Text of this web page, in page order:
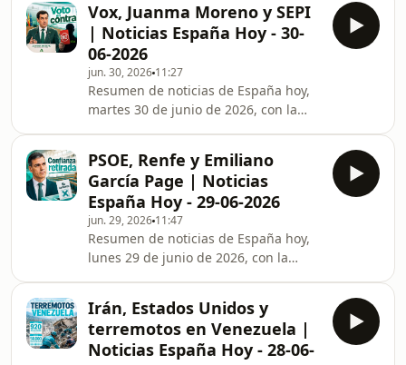
Vox, Juanma Moreno y SEPI
| Noticias España Hoy - 30-
06-2026
jun. 30, 2026 11:27
Resumen de noticias de España hoy,
martes 30 de junio de 2026, con la
Andalucía, la imputación de la
presidenta de la SEPI y otros altos
cargos en el caso Leire Díez, y la
actualización de víctimas tras los
terremotos en Venezuela. Además,
novedades sobre la prórroga de
alquileres impulsada por Sumar y la
imputación a la jefa
PSOE, Renfe y Emiliano
García Page | Noticias
España Hoy - 29-06-2026
jun. 29, 2026 11:47
Resumen de noticias de España hoy,
lunes 29 de junio de 2026, con la
García Page debaten sobre el futuro
del partido y la posibilidad de
adelantar elecciones. El Congreso
Irán, Estados Unidos y
terremotos en Venezuela |
Noticias España Hoy - 28-06-